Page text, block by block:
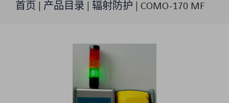
首页 | 产品目录 | 辐射防护 | COMO-170 MF